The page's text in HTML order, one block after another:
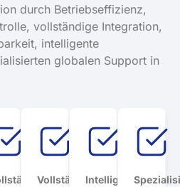
durch Betriebseffizienz,
vollständige Integration,
intelligente
globalen Support in
VollständigeIntelligente